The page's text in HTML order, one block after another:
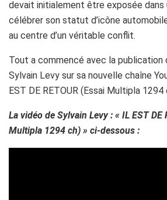
devait initialement être exposée dans
célébrer son statut d’icône
au centre d’un véritable conflit.
Tout a commencé avec la publication
Sylvain Levy sur sa nouvelle chaîne
EST DE RETOUR (Essai Multipla 1294
La vidéo de Sylvain Levy : « IL EST DE
Multipla 1294 ch) » ci-dessous :